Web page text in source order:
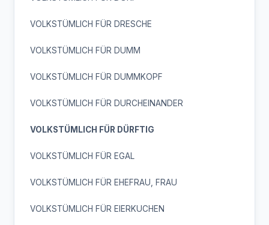
VOLKSTÜMLICH FÜR DRESCHE
VOLKSTÜMLICH FÜR DUMM
VOLKSTÜMLICH FÜR DUMMKOPF
VOLKSTÜMLICH FÜR DURCHEINANDER
VOLKSTÜMLICH FÜR DÜRFTIG
VOLKSTÜMLICH FÜR EGAL
VOLKSTÜMLICH FÜR EHEFRAU, FRAU
VOLKSTÜMLICH FÜR EIERKUCHEN